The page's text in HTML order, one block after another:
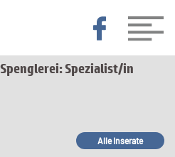
Spezialist/in
Alle Inserate